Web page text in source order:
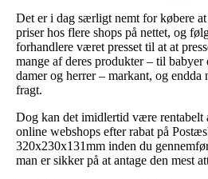
Det er i dag særligt nemt for købere
priser hos flere shops på nettet, og
forhandlere været presset til at at
mange af deres produkter – til
damer og herrer – markant, og endda
fragt.
Dog kan det imidlertid være rentabelt
online webshops efter rabat på
320x230x131mm inden du
man er sikker på at antage den mest